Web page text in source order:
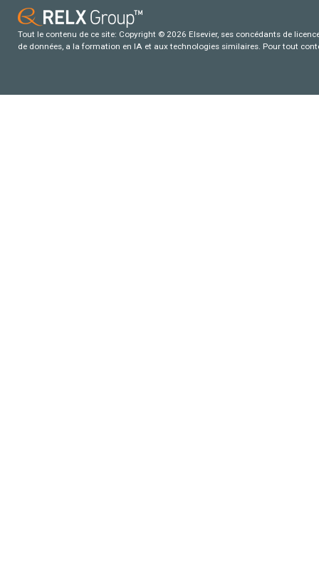
Tout le contenu de ce site: Copyright © 2026 Elsevier, ses concédants de
de données, a la formation en IA et aux technologies similaires. Pour tout